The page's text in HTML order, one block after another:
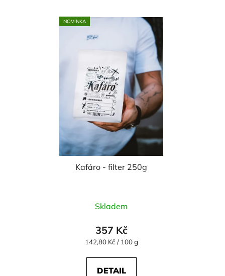
NOVINKA
Kafáro - filter 250g
Skladem
357 Kč
Měrná
142,80 Kč / 100 g
DETAIL